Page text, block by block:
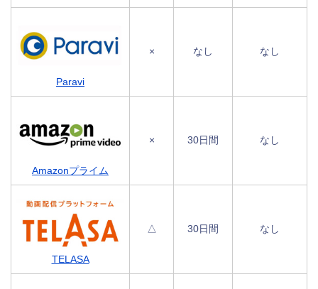
Paravi
× なし なし
Amazonプライム
× 30日間 なし
TELASA
△ 30日間 なし